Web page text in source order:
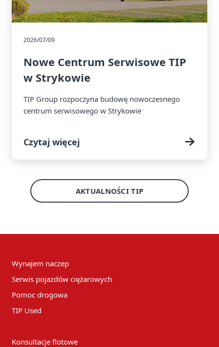
2026/07/09
Nowe Centrum Serwisowe TIP
w Strykowie
TIP Group rozpoczyna budowę nowoczesnego
centrum serwisowego w Strykowie
Czytaj więcej
AKTUALNOŚCI TIP
Wynajem naczep
Serwis pojazdów ciężarowych
Pomoc drogowa
TIP Used
Konsultacje flotowe